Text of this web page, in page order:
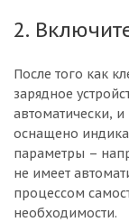
2.
После того как
зарядное
автоматически, и
оснащено
параметры –
не имеет
процессом
необходимости.